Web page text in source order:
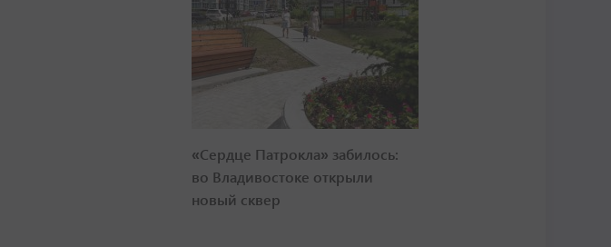
«Сердце Патрокла» забилось:
во Владивостоке открыли
новый сквер